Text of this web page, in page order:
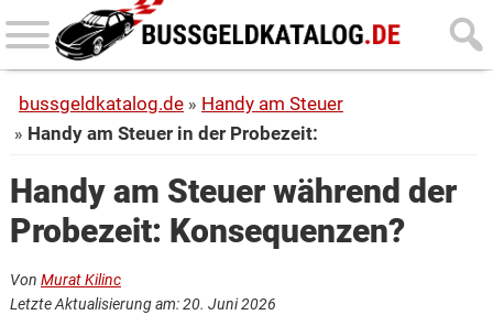
Skip
to
content
Skip
to
sidebar
bussgeldkatalog.de
Handy am Steuer
Handy am Steuer in der Probezeit:
Handy am Steuer während der
Probezeit: Konsequenzen?
Von Murat Kilinc
Letzte Aktualisierung am: 20. Juni 2026